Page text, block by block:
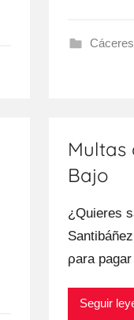
Cáceres
Multas
Bajo
¿Quieres
ρara
Seguir